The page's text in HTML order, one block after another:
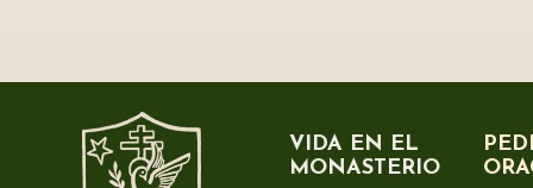
VIDA EN EL
MONASTERIO